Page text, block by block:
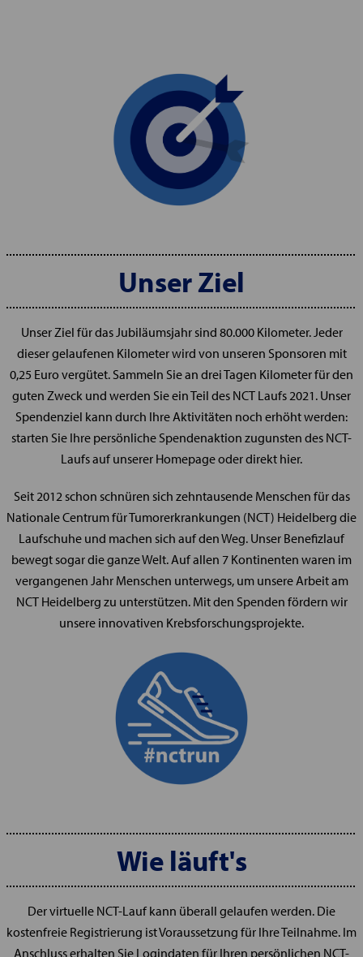
Unser Ziel
Unser Ziel für das Jubiläumsjahr sind 80.000 Kilometer. Jeder
dieser gelaufenen Kilometer wird von unseren Sponsoren mit
0,25 Euro vergütet. Sammeln Sie an drei Tagen Kilometer für den
guten Zweck und werden Sie ein Teil des NCT Laufs 2021. Unser
Spendenziel kann durch Ihre Aktivitäten noch erhöht werden:
starten Sie Ihre persönliche Spendenaktion zugunsten des NCT-
Laufs auf unserer Homepage oder direkt hier.
Seit 2012 schon schnüren sich zehntausende Menschen für das
Nationale Centrum für Tumorerkrankungen (NCT) Heidelberg die
Laufschuhe und machen sich auf den Weg. Unser Benefizlauf
bewegt sogar die ganze Welt. Auf allen 7 Kontinenten waren im
vergangenen Jahr Menschen unterwegs, um unsere Arbeit am
NCT Heidelberg zu unterstützen. Mit den Spenden fördern wir
unsere innovativen Krebsforschungsprojekte.
Wie läuft's
Der virtuelle NCT-Lauf kann überall gelaufen werden. Die
kostenfreie Registrierung ist Voraussetzung für Ihre Teilnahme. Im
Anschluss erhalten Sie Logindaten für Ihren persönlichen NCT-